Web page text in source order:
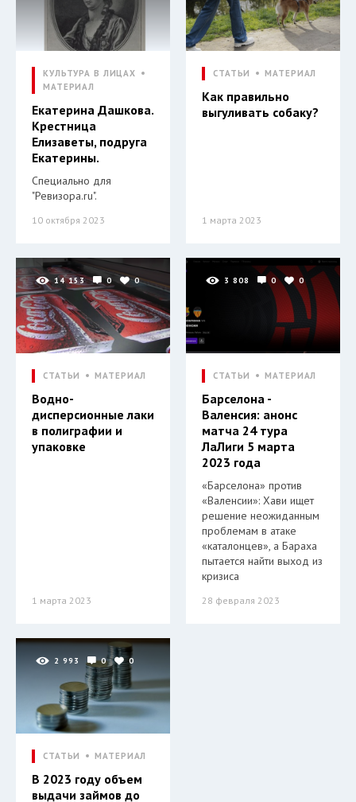
КУЛЬТУРА В ЛИЦАХ
МАТЕРИАЛ
Екатерина Дашкова.
Крестница
Елизаветы, подруга
Екатерины.
Специально для
"Ревизора.ru".
10 октября 2023
СТАТЬИ МАТЕРИАЛ
Как правильно
выгуливать собаку?
1 марта 2023
14 153 0 0
СТАТЬИ МАТЕРИАЛ
Водно-
дисперсионные лаки
в полиграфии и
упаковке
1 марта 2023
3 808 0 0
СТАТЬИ МАТЕРИАЛ
Барселона -
Валенсия: анонс
матча 24 тура
ЛаЛиги 5 марта
2023 года
«Барселона» против
«Валенсии»: Хави ищет
решение неожиданным
проблемам в атаке
«каталонцев», а Бараха
пытается найти выход из
кризиса
28 февраля 2023
2 993 0 0
СТАТЬИ МАТЕРИАЛ
В 2023 году объем
выдачи займов до